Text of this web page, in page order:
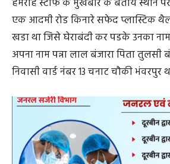
हमराह स्टाफ के मुखबीर के बताये स्थान
एक आदमी रोड किनारे सफेद प्लास्टिक
खडा था जिसे घेराबंदी कर पडके उनका
अपना नाम पन्ना लाल बंजारा पिता तुलसी
निवासी वार्ड नंबर 13 चनाट चौकी भंवरपुर